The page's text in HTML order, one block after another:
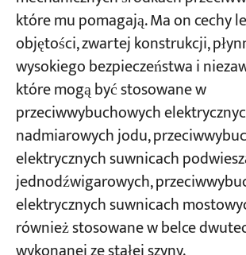
które mu pomagają. Ma on cechy
objętości, zwartej konstrukcji,
wysokiego bezpieczeństwa i
które mogą być stosowane w
przeciwwybuchowych
nadmiarowych jodu,
elektrycznych suwnicach
jednodźwigarowych,
elektrycznych suwnicach
również stosowane w belce